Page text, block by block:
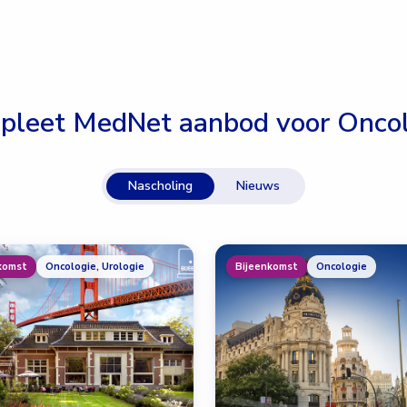
MedNet aanbod voor
Nascholing Nieuws
Oncologie, Urologie Bijeenkomst Oncologie